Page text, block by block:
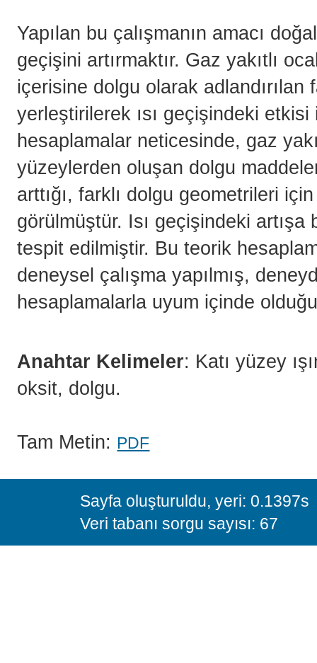
Yapılan bu çalışmanın amacı
geçişini artırmaktır. Gaz yakıtlı
içerisine dolgu olarak
yerleştirilerek ısı geçişindeki
hesaplamalar neticesinde, gaz
yüzeylerden oluşan dolgu
arttığı, farklı dolgu geometrileri
görülmüştür. Isı geçişindeki artışa
tespit edilmiştir. Bu teorik
deneysel çalışma yapılmış,
hesaplamalarla uyum içinde
Anahtar Kelimeler: Katı yüzey
oksit, dolgu.
Tam Metin: PDF
Sayfa oluşturuldu, yeri: 0.1397s
Veri tabanı sorgu sayısı: 67